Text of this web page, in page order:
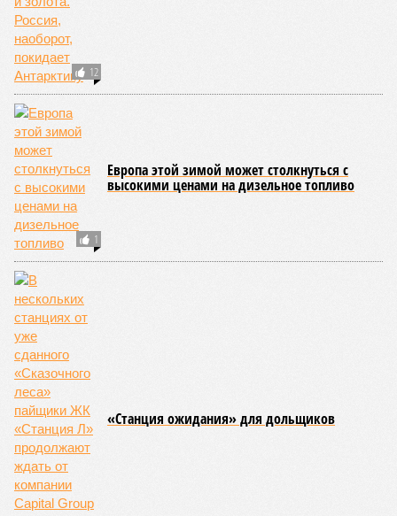
12
1
Европа этой зимой может столкнуться с
высокими ценами на дизельное топливо
«Станция ожидания» для дольщиков